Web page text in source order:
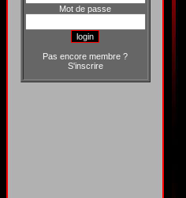
Mot de passe
Pas encore membre ?
S'inscrire